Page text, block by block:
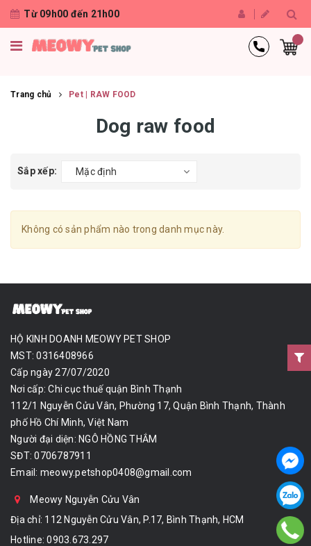
Từ 09h00 đến 21h00
Trang chủ Pet | RAW FOOD
Dog raw food
Sắp xếp: Mặc định
Không có sản phẩm nào trong danh mục này.
HỘ KINH DOANH MEOWY PET SHOP
MST: 0316408966
Cấp ngày 27/07/2020
Nơi cấp: Chi cục thuế quận Bình Thạnh
112/1 Nguyễn Cửu Vân, Phường 17, Quận Bình Thạnh, Thành
phố Hồ Chí Minh, Việt Nam
Người đại diện: NGÔ HỒNG THẮM
SĐT: 0706787911
Email: meowy.petshop0408@gmail.com
Meowy Nguyễn Cửu Vân
Địa chỉ: 112 Nguyễn Cửu Vân, P.17, Bình Thạnh, HCM
Hotline:0903.673.297